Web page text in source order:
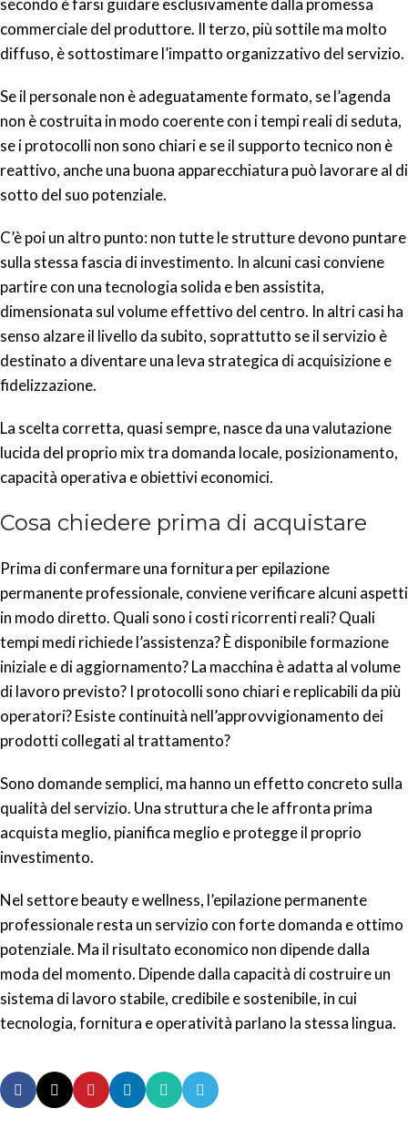
secondo è farsi guidare esclusivamente dalla promessa
commerciale del produttore. Il terzo, più sottile ma molto
diffuso, è sottostimare l’impatto organizzativo del servizio.
Se il personale non è adeguatamente formato, se l’agenda
non è costruita in modo coerente con i tempi reali di seduta,
se i protocolli non sono chiari e se il supporto tecnico non è
reattivo, anche una buona apparecchiatura può lavorare al di
sotto del suo potenziale.
C’è poi un altro punto: non tutte le strutture devono puntare
sulla stessa fascia di investimento. In alcuni casi conviene
partire con una tecnologia solida e ben assistita,
dimensionata sul volume effettivo del centro. In altri casi ha
senso alzare il livello da subito, soprattutto se il servizio è
destinato a diventare una leva strategica di acquisizione e
fidelizzazione.
La scelta corretta, quasi sempre, nasce da una valutazione
lucida del proprio mix tra domanda locale, posizionamento,
capacità operativa e obiettivi economici.
Cosa chiedere prima di acquistare
Prima di confermare una fornitura per epilazione
permanente professionale, conviene verificare alcuni aspetti
in modo diretto. Quali sono i costi ricorrenti reali? Quali
tempi medi richiede l’assistenza? È disponibile formazione
iniziale e di aggiornamento? La macchina è adatta al volume
di lavoro previsto? I protocolli sono chiari e replicabili da più
operatori? Esiste continuità nell’approvvigionamento dei
prodotti collegati al trattamento?
Sono domande semplici, ma hanno un effetto concreto sulla
qualità del servizio. Una struttura che le affronta prima
acquista meglio, pianifica meglio e protegge il proprio
investimento.
Nel settore beauty e wellness, l’epilazione permanente
professionale resta un servizio con forte domanda e ottimo
potenziale. Ma il risultato economico non dipende dalla
moda del momento. Dipende dalla capacità di costruire un
sistema di lavoro stabile, credibile e sostenibile, in cui
tecnologia, fornitura e operatività parlano la stessa lingua.